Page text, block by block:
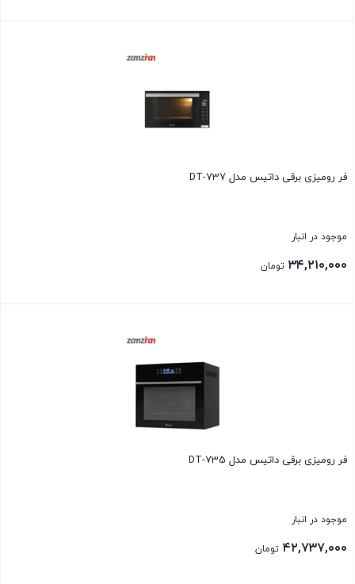
فر رومیزی برقی داتیس مدل DT-737
موجود در انبار
۳۴,۲۱۰,۰۰۰ تومان
فر رومیزی برقی داتیس مدل DT-735
موجود در انبار
۴۲,۷۳۷,۰۰۰ تومان